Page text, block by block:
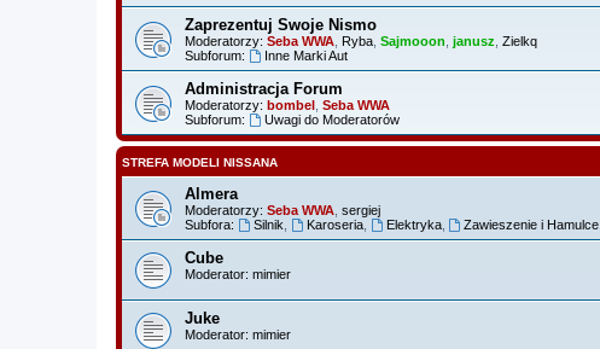
Zaprezentuj Swoje Nismo
Moderatorzy: Seba WWA Ryba Sajmooon janusz Zielkq
Subforum:
Inne Marki Aut
Administracja Forum
Moderatorzy: bombel Seba WWA
Subforum:
Uwagi do Moderatorów
STREFA MODELI NISSANA
Almera
Moderatorzy: Seba WWA sergiej
Subfora:
Silnik Karoseria, Elektryka, Zawieszenie i Hamulce
Cube
Moderator: mimier
Juke
Moderator: mimier